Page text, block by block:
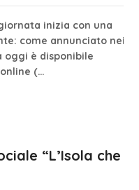
inizia con una
come annunciato nei
oggi è disponibile
(…
“L’Isola che